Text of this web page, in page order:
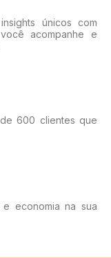
únicos com
acompanhe e
600 clientes que
economia na sua